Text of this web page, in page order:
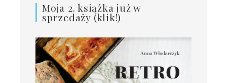
Moja 2. książka już w
sprzedaży (klik!)